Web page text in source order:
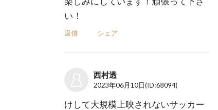
い！
返信 シェア
西村透
2023年06月10日(ID:68094)
けして大規模上映されないサッカー